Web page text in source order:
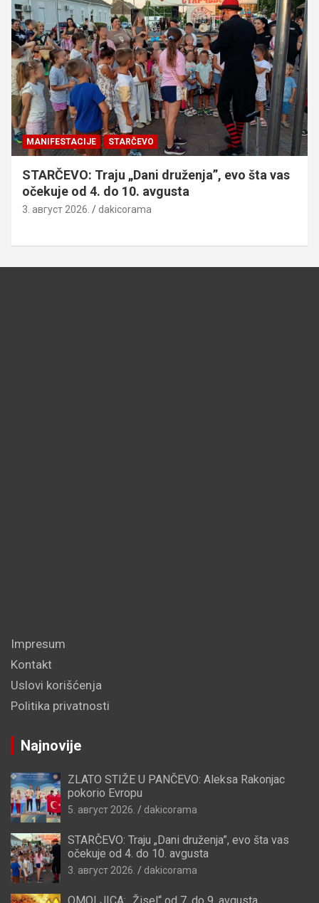
MANIFESTACIJE STARČEVO
STARČEVO: Traju „Dani druženja”, evo šta vas
očekuje od 4. do 10. avgusta
3. август 2026. dakicorama
Impresum
Kontakt
Uslovi korišćenja
Politika privatnosti
Najnovije
ZLATO STIŽE U PANČEVO: Aleksa Rakonjac
pokorio Evropu
5. август 2026. dakicorama
STARČEVO: Traju „Dani druženja”, evo šta vas
očekuje od 4. do 10. avgusta
3. август 2026. dakicorama